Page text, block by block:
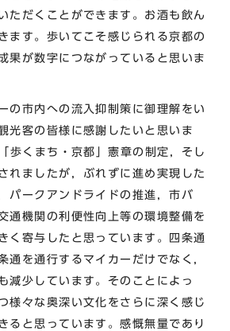
ただくことができます。お酒も飲ん
ます。歩いてこそ感じられる京都の
果が数字につながっていると思いま
の市内への流入抑制策に御理解をい
光客の皆様に感謝したいと思いま
歩くまち・京都」憲章の制定，そし
れましたが，ぶれずに進め実現した
パークアンドライドの推進，市バ
通機関の利便性向上等の環境整備を
く寄与したと思っています。四条通
通を通行するマイカーだけでなく，
減少しています。そのことによっ
様々な奥深い文化をさらに深く感じ
ると思っています。感慨無量であり